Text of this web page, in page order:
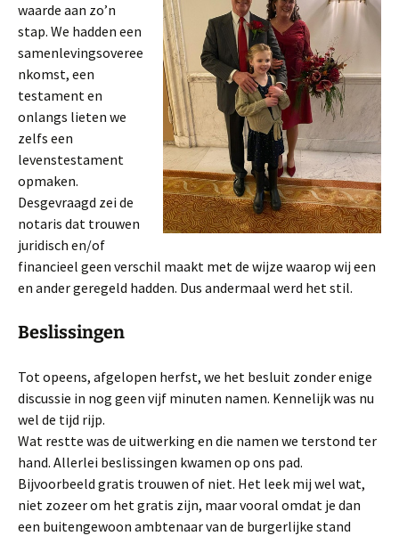
waarde aan zo’n
stap. We hadden een
samenlevingsoveree
nkomst, een
testament en
onlangs lieten we
zelfs een
levenstestament
opmaken.
Desgevraagd zei de
notaris dat trouwen
juridisch en/of
financieel geen verschil maakt met de wijze waarop wij een
en ander geregeld hadden. Dus andermaal werd het stil.
Beslissingen
Tot opeens, afgelopen herfst, we het besluit zonder enige
discussie in nog geen vijf minuten namen. Kennelijk was nu
wel de tijd rijp.
Wat restte was de uitwerking en die namen we terstond ter
hand. Allerlei beslissingen kwamen op ons pad.
Bijvoorbeeld gratis trouwen of niet. Het leek mij wel wat,
niet zozeer om het gratis zijn, maar vooral omdat je dan
een buitengewoon ambtenaar van de burgerlijke stand